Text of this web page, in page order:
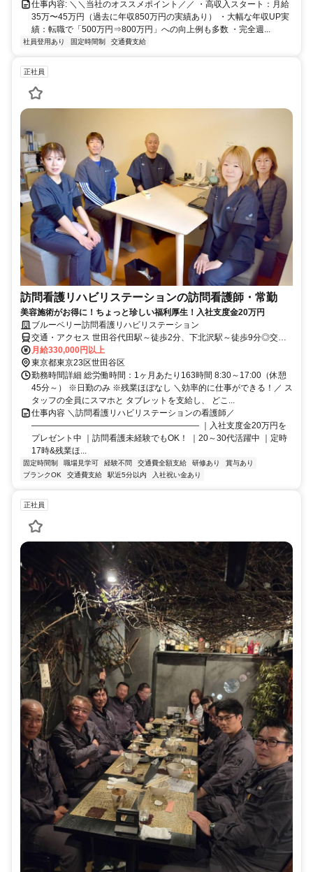
仕事内容: ＼＼当社のオススメポイント／／ ・高収入スタート：月給
35万〜45万円（過去に年収850万円の実績あり） ・大幅な年収UP実
績：転職で「500万円⇒800万円」への向上例も多数 ・完全週...
社員登用あり 固定時間制 交通費支給
正社員
訪問看護リハビリステーションの訪問看護師・常勤
美容施術がお得に！ちょっと珍しい福利厚生！入社支度金20万円
ブルーベリー訪問看護リハビリステーション
交通・アクセス 世田谷代田駅～徒歩2分、下北沢駅～徒歩9分◎交通
費支給（全額）
月給330,000円以上
東京都東京23区世田谷区
勤務時間詳細 総労働時間：1ヶ月あたり163時間 8:30～17:00（休憩
45分～） ※日勤のみ ※残業ほぼなし ＼効率的に仕事ができる！／ ス
タッフの全員にスマホと タブレットを支給し、 どこ...
仕事内容 ＼訪問看護リハビリステーションの看護師／
―――――――――――――――――――― ｜入社支度金20万円を
プレゼント中 ｜訪問看護未経験でもOK！ ｜20～30代活躍中 ｜定時
17時&残業ほ...
固定時間制 職場見学可 経験不問 交通費全額支給 研修あり
賞与あり
ブランクOK
交通費支給 駅近5分以内 入社祝い金あり
正社員